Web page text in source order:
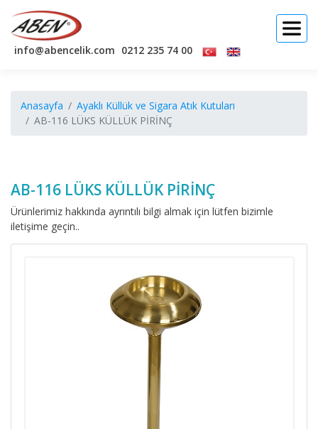
info@abencelik.com 0212 235 74 00
Anasayfa
Ayaklı Küllük ve Sigara Atık Kutuları
AB-116 LÜKS KÜLLÜK PİRİNÇ
AB-116 LÜKS KÜLLÜK PİRİNÇ
Ürünlerimiz hakkında ayrıntılı bilgi almak için lütfen bizimle
iletişime geçin..